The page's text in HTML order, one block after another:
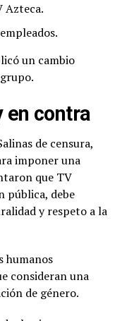
Azteca.
un cambio
en contra
de censura,
imponer una
que TV
pública, debe
y respeto a la
humanos
consideran una
de género.